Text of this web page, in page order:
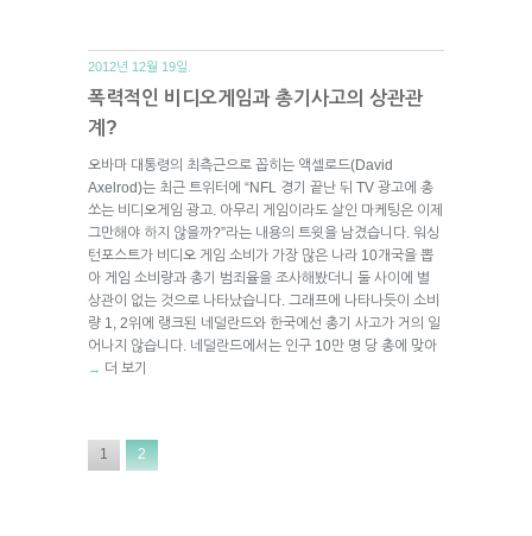
2012년 12월 19일.
폭력적인 비디오게임과 총기사고의 상관관
계?
오바마 대통령의 최측근으로 꼽히는 액셀로드(David
Axelrod)는 최근 트위터에 “NFL 경기 끝난 뒤 TV 광고에 총
쏘는 비디오게임 광고. 아무리 게임이라도 살인 마케팅은 이제
그만해야 하지 않을까?”라는 내용의 트윗을 남겼습니다. 워싱
턴포스트가 비디오 게임 소비가 가장 많은 나라 10개국을 뽑
아 게임 소비량과 총기 범죄율을 조사해봤더니 둘 사이에 별
상관이 없는 것으로 나타났습니다. 그래프에 나타나듯이 소비
량 1, 2위에 랭크된 네덜란드와 한국에선 총기 사고가 거의 일
어나지 않습니다. 네덜란드에서는 인구 10만 명 당 총에 맞아
→ 더 보기
1 2